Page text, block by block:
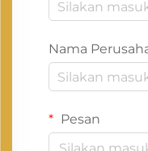
Nama
Pesan